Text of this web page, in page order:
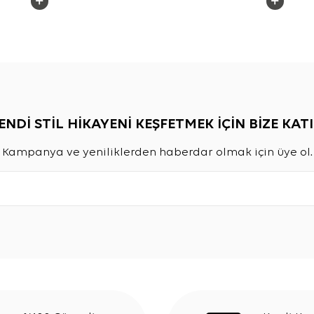
STİL HİKAYENİ KEŞFETMEK İÇİN BİZE
Kampanya ve yeniliklerden haberdar olmak için üye ol.